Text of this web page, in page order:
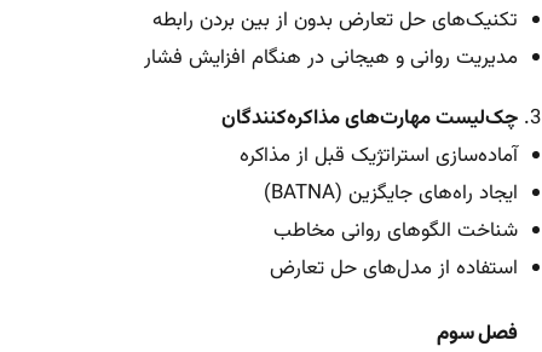
تکنیک‌های حل تعارض بدون از بین بردن رابطه
مدیریت روانی و هیجانی در هنگام افزایش فشار
چک‌لیست مهارت‌های مذاکره‌کنندگان
آماده‌سازی استراتژیک قبل از مذاکره
ایجاد راه‌های جایگزین (BATNA)
شناخت الگوهای روانی مخاطب
استفاده از مدل‌های حل تعارض
فصل سوم